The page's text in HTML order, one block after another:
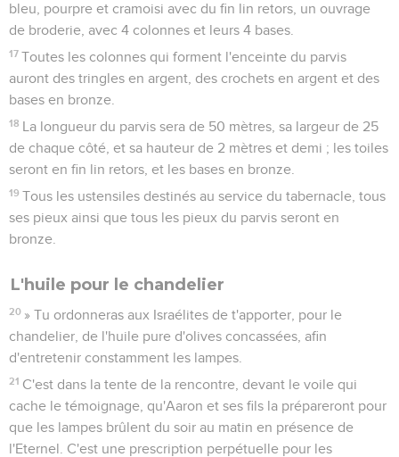
bleu, pourpre et cramoisi avec du fin lin retors, un ouvrage
de broderie, avec 4 colonnes et leurs 4 bases.
17 Toutes les colonnes qui forment l'enceinte du parvis
auront des tringles en argent, des crochets en argent et des
bases en bronze.
18 La longueur du parvis sera de 50 mètres, sa largeur de 25
de chaque côté, et sa hauteur de 2 mètres et demi ; les toiles
seront en fin lin retors, et les bases en bronze.
19 Tous les ustensiles destinés au service du tabernacle, tous
ses pieux ainsi que tous les pieux du parvis seront en
bronze.
L'huile pour le chandelier
20 » Tu ordonneras aux Israélites de t'apporter, pour le
chandelier, de l'huile pure d'olives concassées, afin
d'entretenir constamment les lampes.
21 C'est dans la tente de la rencontre, devant le voile qui
cache le témoignage, qu'Aaron et ses fils la prépareront pour
que les lampes brûlent du soir au matin en présence de
l'Eternel. C'est une prescription perpétuelle pour les